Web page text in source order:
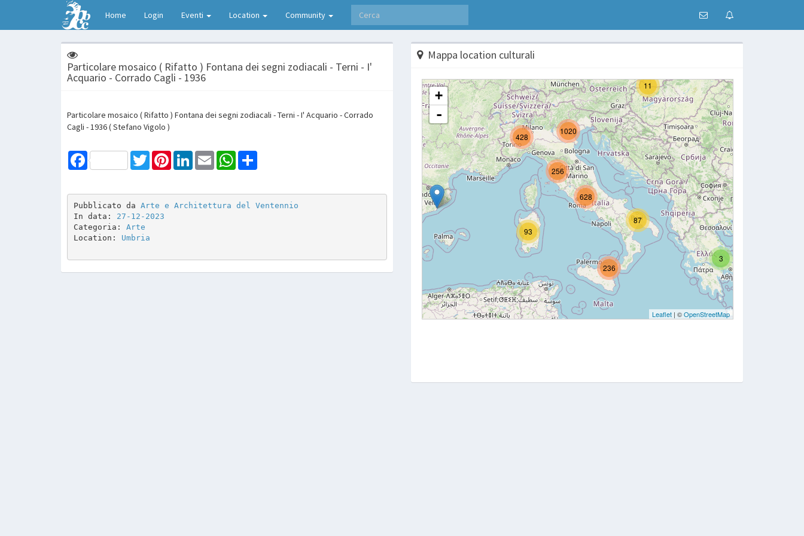
Home Login Eventi Location Community
Particolare mosaico ( Rifatto ) Fontana dei segni zodiacali - Terni - I'
Acquario - Corrado Cagli - 1936
Particolare mosaico ( Rifatto ) Fontana dei segni zodiacali - Terni - I' Acquario - Corrado
Cagli - 1936 ( Stefano Vigolo )
Facebook TwitterPinterestLinkedInEmail WhatsApp
Pubblicato da Arte e Architettura del Ventennio
In data: 27-12-2023
Categoria: Arte
Location: Umbria
Mappa location culturali